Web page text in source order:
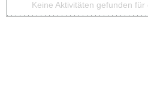
Keine Aktivitäten gefunden